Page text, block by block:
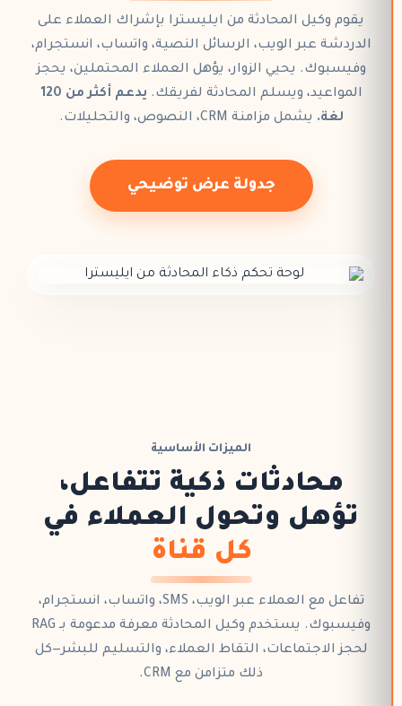
يقوم وكيل المحادثة من ايليسترا بإشراك العملاء على
الدردشة عبر الويب، الرسائل النصية، واتساب، انستجرام،
وفيسبوك. يحيي الزوار، يؤهل العملاء المحتملين، يحجز
المواعيد، ويسلم المحادثة لفريقك.
يدعم أكثر من 120
لغة. يشمل مزامنة CRM، النصوص، والتحليلات.
جدولة عرض توضيحي
الميزات الأساسية
محادثات ذكية تتفاعل،
تؤهل وتحول العملاء في
كل قناة
تفاعل مع العملاء عبر الويب، SMS، واتساب، انستجرام،
وفيسبوك. يستخدم وكيل المحادثة معرفة مدعومة بـ RAG
لحجز الاجتماعات، التقاط العملاء، والتسليم للبشر—كل
ذلك متزامن مع CRM
.